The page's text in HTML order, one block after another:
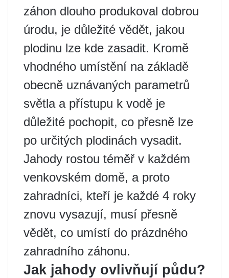
záhon dlouho produkoval dobrou
úrodu, je důležité vědět, jakou
plodinu lze kde zasadit. Kromě
vhodného umístění na základě
obecně uznávaných parametrů
světla a přístupu k vodě je
důležité pochopit, co přesně lze
po určitých plodinách vysadit.
Jahody rostou téměř v každém
venkovském domě, a proto
zahradníci, kteří je každé 4 roky
znovu vysazují, musí přesně
vědět, co umístí do prázdného
zahradního záhonu.
Jak jahody ovlivňují půdu?